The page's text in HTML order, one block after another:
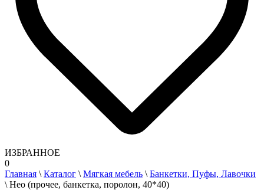
ИЗБРАННОЕ
0
Главная \ Каталог \ Мягкая мебель \ Банкетки, Пуфы, Лавочки
\ Нео (прочее, банкетка, поролон, 40*40)